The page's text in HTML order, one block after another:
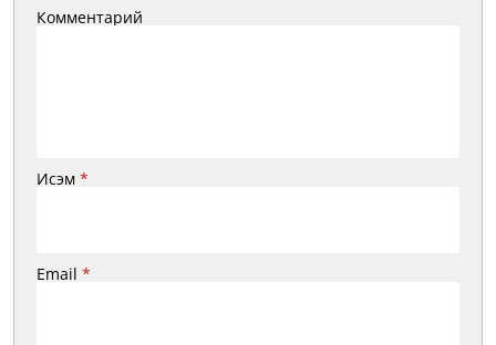
Комментарий
Исэм *
Email *